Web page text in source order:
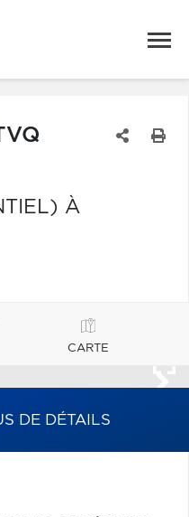
À
CARTE
DE DÉTAILS